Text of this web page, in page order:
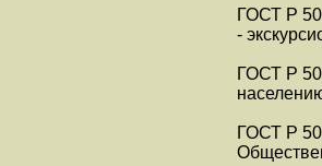
ГОСТ Р
-
ГОСТ Р
ГОСТ Р